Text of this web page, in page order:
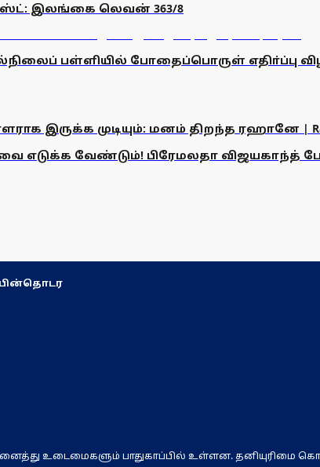
இலங்கை லெவன் 363/8
பள்ளியில் போதைப்பொருள் எதிா்ப்பு
இருக்க முடியும்: மனம் திறந்த ரஹானே |
எடுக்க வேண்டும்! பிரேமலதா விஜயகாந்த் பேட்டி
உடைமைகளும் பாதுகாப்பில் உள்ளன. தனியுரிமை